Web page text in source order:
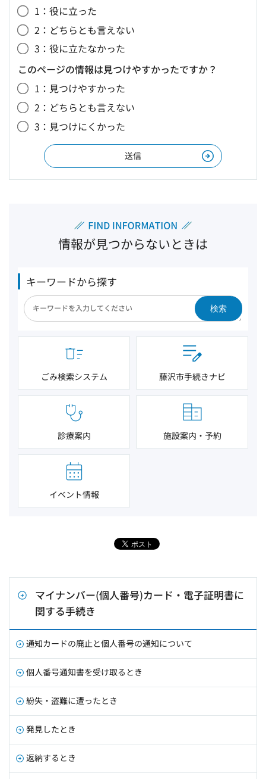
1：役に立った
2：どちらとも言えない
3：役に立たなかった
このページの情報は見つけやすかったですか？
1：見つけやすかった
2：どちらとも言えない
3：見つけにくかった
情報が見つからないときは
キーワードから探す
検索
ごみ検索システム 藤沢市手続きナビ
診療案内 施設案内・予約
イベント情報
マイナンバー(個人番号)カード・電子証明書に
関する手続き
通知カードの廃止と個人番号の通知について
個人番号通知書を受け取るとき
紛失・盗難に遭ったとき
発見したとき
返納するとき